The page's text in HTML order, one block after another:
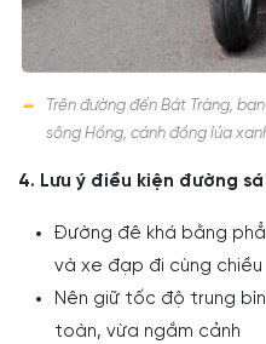
Trên đường đến Bát Tràng,
sông Hồng, cánh đồng lúa
4. Lưu ý điều kiện đường sá
Đường đê khá bằng
và xe đạp đi cùng chiều
Nên giữ tốc độ trung
toàn, vừa ngắm cảnh